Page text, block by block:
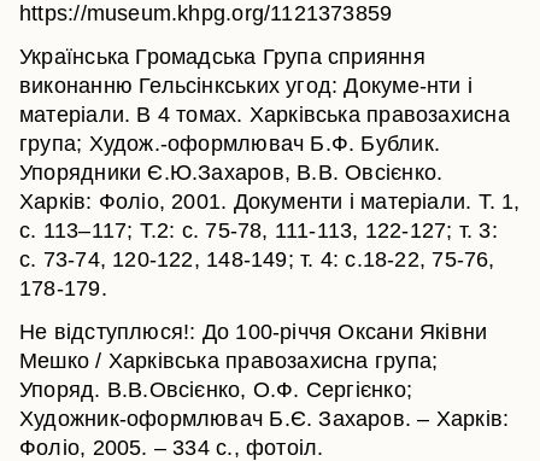
https://museum.khpg.org/1121373859
Українська Громадська Група сприяння
виконанню Гельсінкських угод: Докуме-нти і
матеріали. В 4 томах. Харківська правозахисна
група; Худож.-оформлювач Б.Ф. Бублик.
Упорядники Є.Ю.Захаров, В.В. Овсієнко.
Харків: Фоліо, 2001. Документи і матеріали. Т. 1,
с. 113–117; Т.2: с. 75-78, 111-113, 122-127; т. 3:
с. 73-74, 120-122, 148-149; т. 4: с.18-22, 75-76,
178-179.
Не відступлюся!: До 100-річчя Оксани Яківни
Мешко / Харківська правозахисна група;
Упоряд. В.В.Овсієнко, О.Ф. Сергієнко;
Художник-оформлювач Б.Є. Захаров. – Харків:
Фоліо, 2005. – 334 с., фотоіл.